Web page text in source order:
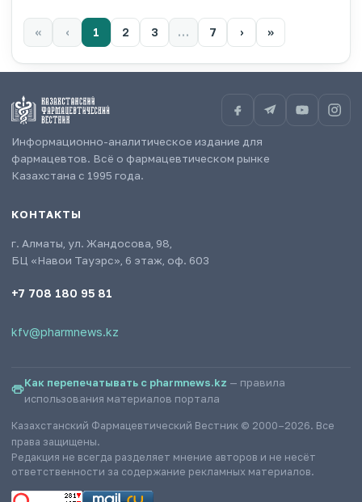
« ‹ 1 2 3 … 7 › »
Информационно-аналитическое издание для
фармацевтов. Всё о фармацевтическом рынке
Казахстана с 1995 года.
КОНТАКТЫ
г. Алматы, ул. Жандосова, 98,
БЦ «Навои Тауэрс», 6 этаж, оф. 603
+7 708 180 95 81
kfv@pharmnews.kz
Как перепечатывать с pharmnews.kz — правила
использования материалов портала
Казахстанский Фармацевтический Вестник © 2000–2026. Все
права защищены.
Редакция не всегда разделяет мнение авторов и не несёт
ответственности за содержание рекламных материалов.